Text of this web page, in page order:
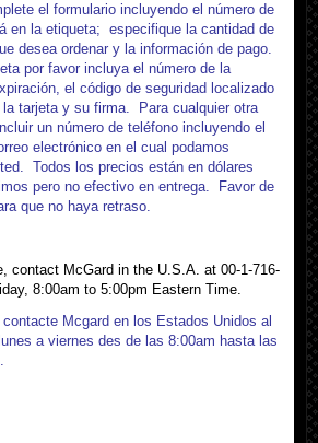
el formulario incluyendo el número de
en la etiqueta; especifique la cantidad de
desea ordenar y la información de pago.
por favor incluya el número de la
el código de seguridad localizado
tarjeta y su firma. Para cualquier otra
un número de teléfono incluyendo el
electrónico en el cual podamos
Todos los precios están en dólares
pero no efectivo en entrega. Favor de
que no haya retraso.
contact McGard in the U.S.A. at 00-1-716-
8:00am to 5:00pm Eastern Time.
Mcgard en los Estados Unidos al
a viernes des de las 8:00am hasta las